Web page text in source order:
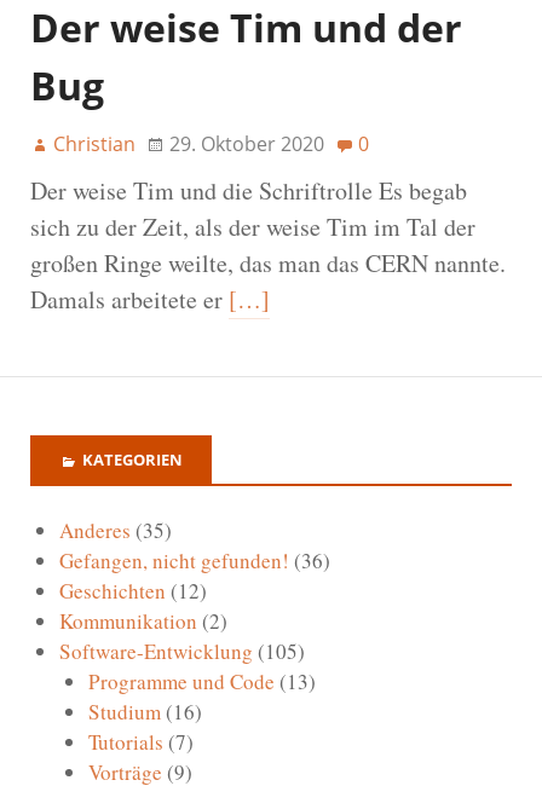
Der weise Tim und der
Bug
Christian 29. Oktober 2020 0
Der weise Tim und die Schriftrolle Es begab
sich zu der Zeit, als der weise Tim im Tal der
großen Ringe weilte, das man das CERN nannte.
Damals arbeitete er […]
KATEGORIEN
Anderes (35)
Gefangen, nicht gefunden! (36)
Geschichten (12)
Kommunikation (2)
Software-Entwicklung (105)
Programme und Code (13)
Studium(16)
Tutorials (7)
Vorträge (9)